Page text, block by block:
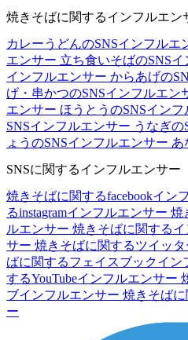
焼きそばに関するインフルエン
カレーうどんのSNSインフルエ
エンサー 立ち食いそばのSNS
インフルエンサー からあげの
げ・串かつのSNSインフルエン
エンサー ほうとうのSNSインフ
SNSインフルエンサー うなぎの
ょうのSNSインフルエンサー あ
SNSに関するインフルエンサー
焼きそばに関するfacebookイン
るinstagramインフルエンサー 焼
ルエンサー 焼きそばに関する
サー 焼きそばに関するツイッ
ばに関するフェイスブックイン
するYouTubeインフルエンサー
ブインフルエンサー 焼きそば
ー